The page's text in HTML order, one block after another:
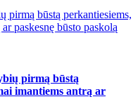
pirmą būstą perkantiesiems,
paskesnę būsto paskolą
pirmą būstą
imantiems antrą ar